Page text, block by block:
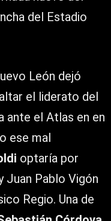
del Estadio
León dejó
el liderato del
ante el Atlas en en
ese mal
optaría por
Juan Pablo Vigón
Regio. Una de